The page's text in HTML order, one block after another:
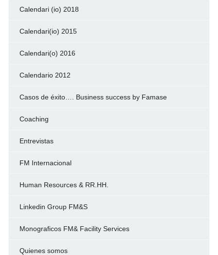
Calendari (io) 2018
Calendari(io) 2015
Calendari(o) 2016
Calendario 2012
Casos de éxito…. Business success by Famase
Coaching
Entrevistas
FM Internacional
Human Resources & RR.HH.
Linkedin Group FM&S
Monograficos FM& Facility Services
Quienes somos